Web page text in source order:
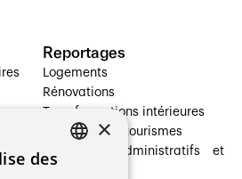
Reportages
Logements
Rénovations
Transformations intérieures
Hôtelleries et tourismes
Bâtiments administratifs et
×
des